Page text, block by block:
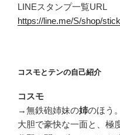
LINEスタンプ一覧URL
https://line.me/S/shop/
コスモとテンの自己紹介
コスモ
→無鉄砲姉妹の姉のほう。
大胆で豪快な一面と、極